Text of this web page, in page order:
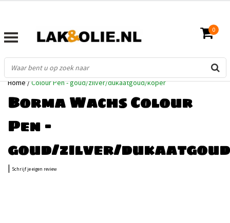
0
Home/Colour Pen - goud/zilver/dukaatgoud/koper
Borma Wachs Colour
Pen -
goud/zilver/
| Schrijf je eigen review